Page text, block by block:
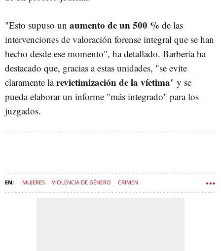
"Esto supuso un aumento de un 500 % de las
intervenciones de valoración forense integral que se han
hecho desde ese momento", ha detallado. Barberia ha
destacado que, gracias a estas unidades, "se evite
claramente larevictimización de la víctima" y se
pueda elaborar un informe "más integrado" para los
juzgados.
MUJERES VIOLENCIA DE GÉNERO CRIMEN